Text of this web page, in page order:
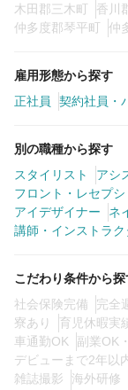
正社員
詳細条件
木田郡三木町
香川
仲多度郡琴平町
仲
雇用形態から探す
正社員
契約社員・
別の職種から探す
スタイリスト
アシ
フロント・レセプシ
アイデザイナー
ネ
講師・インストラク
こだわり条件から探
社会保険完備
完全
寮あり
育児休暇実
車通勤OK
副業OK
デビューまで2年以
雑誌撮影
海外研修